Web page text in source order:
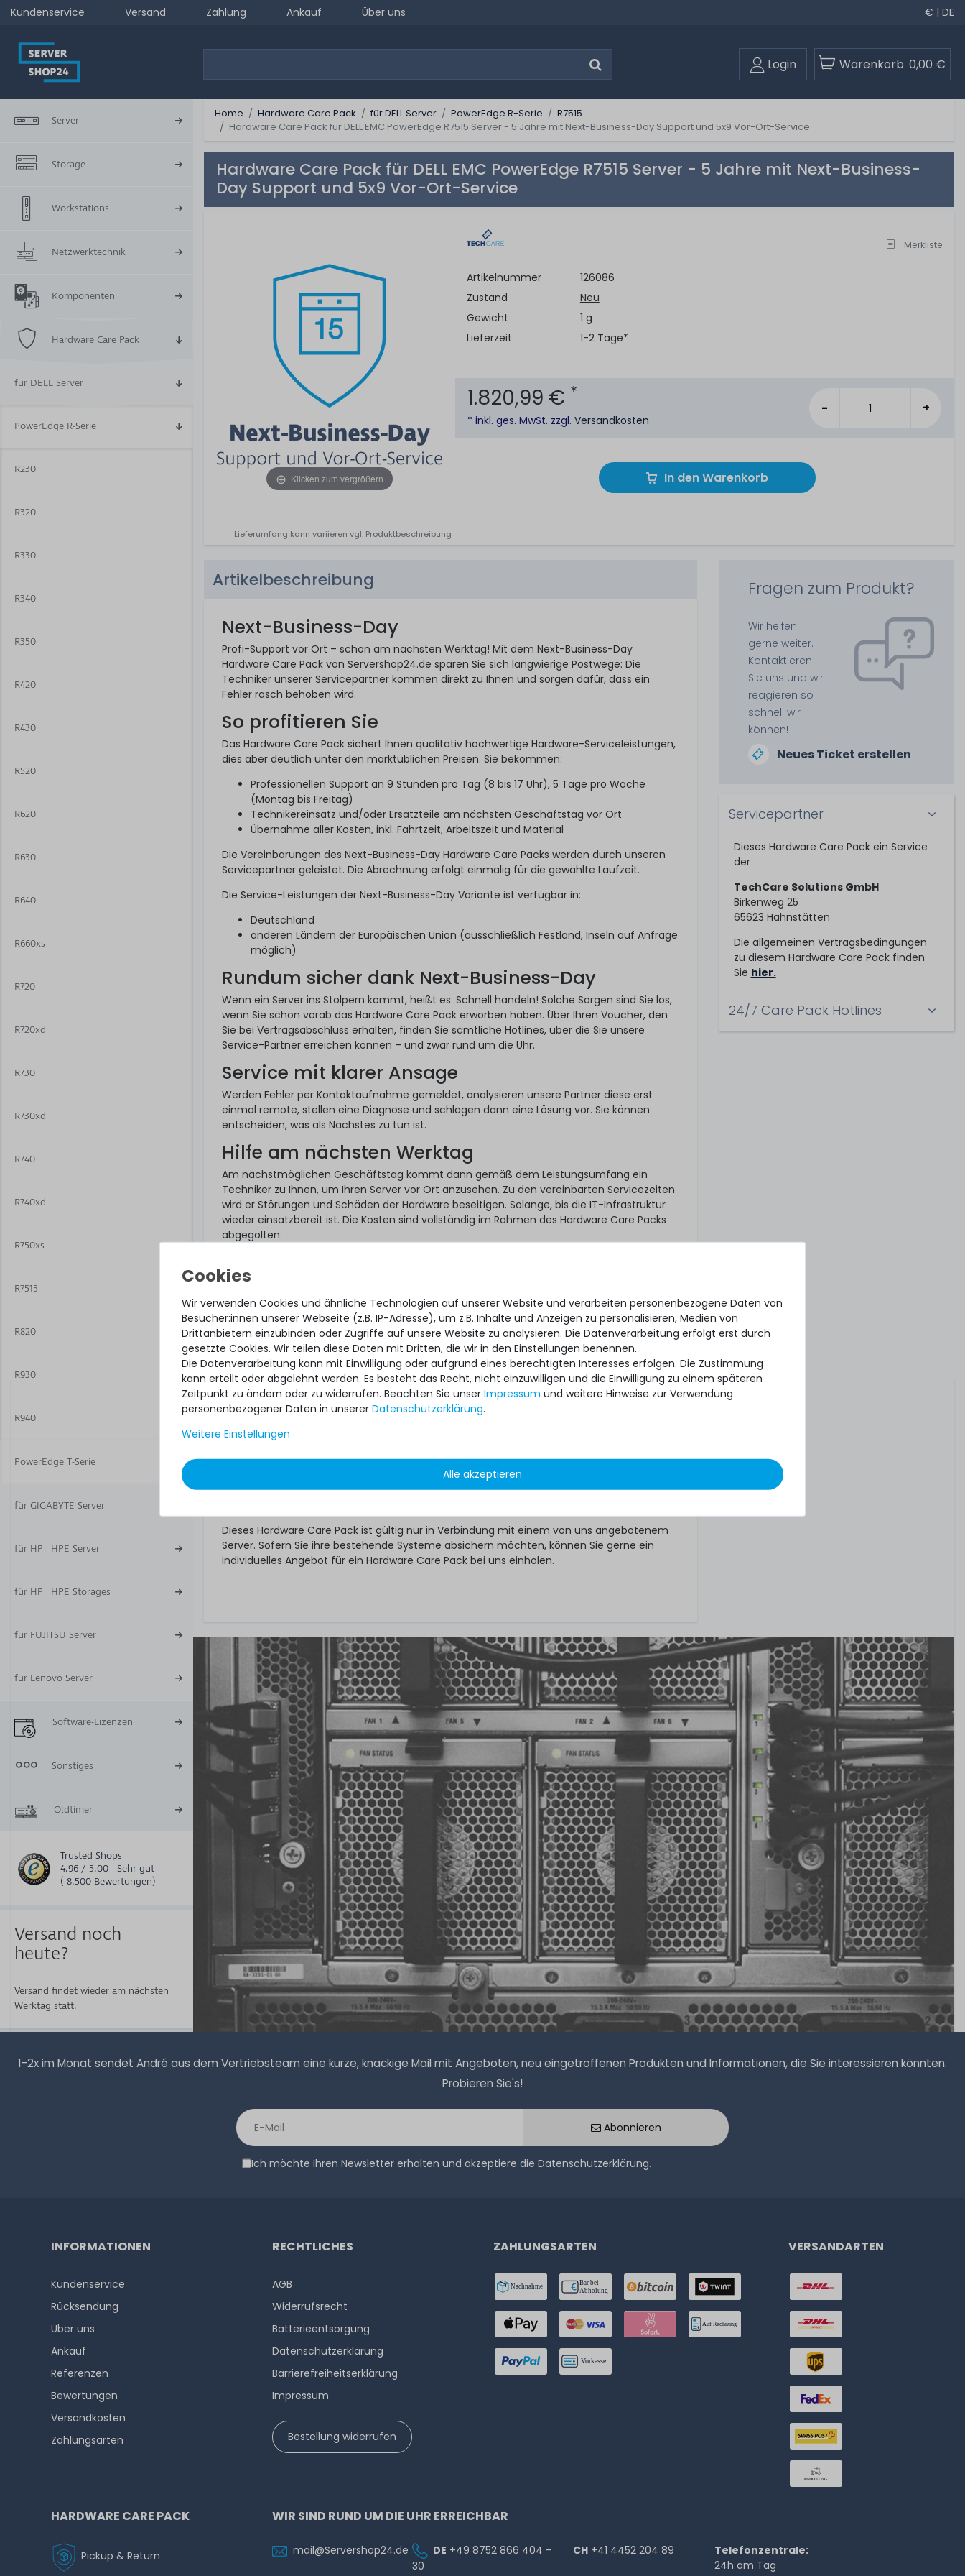
Kundenservice Versand Zahlung Ankauf Über uns € | DE
Login Warenkorb 0,00 €
Server
Storage
Workstations
Netzwerktechnik
Komponenten
Hardware Care Pack
für DELL Server
PowerEdge R-Serie
R230
R320
R330
R340
R350
R420
R430
R520
R620
R630
R640
R660xs
R720
R720xd
R730
R730xd
R740
R740xd
R750xs
R7515
R820
R930
R940
PowerEdge T-Serie
für GIGABYTE Server
für HP | HPE Server
für HP | HPE Storages
für FUJITSU Server
für Lenovo Server
Software-Lizenzen
Sonstiges
Oldtimer
Trusted Shops
4.96 / 5.00 - Sehr gut
( 8.500 Bewertungen)
Versand noch
heute?
Versand findet wieder am nächsten
Werktag statt.
Home Hardware Care Pack für DELL Server PowerEdge R-Serie
R7515
Hardware Care Pack für DELL EMC PowerEdge R7515 Server - 5 Jahre mit Next-Business-Day Support und 5x9 Vor-Ort-Service
Hardware Care Pack für DELL EMC PowerEdge R7515 Server - 5 Jahre mit Next-Business-
Day Support und 5x9 Vor-Ort-Service
Klicken zum vergrößern
Lieferumfang kann variieren vgl. Produktbeschreibung
Merkliste
Artikelnummer
126086
Zustand
Neu
Gewicht
1 g
Lieferzeit
1-2 Tage*
1.820,99 € *
* inkl. ges. MwSt. zzgl.Versandkosten
- +
In den Warenkorb
Artikelbeschreibung
Next-Business-Day
Profi-Support vor Ort – schon am nächsten Werktag! Mit dem Next-Business-Day
Hardware Care Pack von Servershop24.de sparen Sie sich langwierige Postwege: Die
Techniker unserer Servicepartner kommen direkt zu Ihnen und sorgen dafür, dass ein
Fehler rasch behoben wird.
So profitieren Sie
Das Hardware Care Pack sichert Ihnen qualitativ hochwertige Hardware-Serviceleistungen,
dies aber deutlich unter den marktüblichen Preisen. Sie bekommen:
Professionellen Support an 9 Stunden pro Tag (8 bis 17 Uhr), 5 Tage pro Woche
(Montag bis Freitag)
Technikereinsatz und/oder Ersatzteile am nächsten Geschäftstag vor Ort
Übernahme aller Kosten, inkl. Fahrtzeit, Arbeitszeit und Material
Die Vereinbarungen des Next-Business-Day Hardware Care Packs werden durch unseren
Servicepartner geleistet. Die Abrechnung erfolgt einmalig für die gewählte Laufzeit.
Die Service-Leistungen der Next-Business-Day Variante ist verfügbar in:
Deutschland
anderen Ländern der Europäischen Union (ausschließlich Festland, Inseln auf Anfrage
möglich)
Rundum sicher dank Next-Business-Day
Wenn ein Server ins Stolpern kommt, heißt es: Schnell handeln! Solche Sorgen sind Sie los,
wenn Sie schon vorab das Hardware Care Pack erworben haben. Über Ihren Voucher, den
Sie bei Vertragsabschluss erhalten, finden Sie sämtliche Hotlines, über die Sie unsere
Service-Partner erreichen können – und zwar rund um die Uhr.
Service mit klarer Ansage
Werden Fehler per Kontaktaufnahme gemeldet, analysieren unsere Partner diese erst
einmal remote, stellen eine Diagnose und schlagen dann eine Lösung vor. Sie können
entscheiden, was als Nächstes zu tun ist.
Hilfe am nächsten Werktag
Am nächstmöglichen Geschäftstag kommt dann gemäß dem Leistungsumfang ein
Techniker zu Ihnen, um Ihren Server vor Ort anzusehen. Zu den vereinbarten Servicezeiten
wird er Störungen und Schäden der Hardware beseitigen. Solange, bis die IT-Infrastruktur
wieder einsatzbereit ist. Die Kosten sind vollständig im Rahmen des Hardware Care Packs
abgegolten.
So funktioniert es
Ein Hardware Care Pack ist die ideale Ergänzung zur gesetzlichen Gewährleistung Ihrer
Ware. Wer für seine Gebraucht-Server auf Nummer Sicher gehen will, kann das dank
unseres Next-Business-Day Hardware Care Packs mit nur wenigen Klicks tun:
Hardware Care Pack für passendes Modell auf Servershop24.de aussuchen
gewünschte Service-Variante mit der geeigneten Laufzeit auswählen
Und bestellen! Falls nicht anders festgelegt, wird Ihr individuelles Hardware Care Pack drei
Tage nach Lieferung automatisch aktiviert.
Was noch?
Das angebotene Hardware Care Pack erweitert Ihren Schutz. Ihre gesetzlichen
Gewährleistungsrechte und ggf. am Artikel vorhandene Garantien bleiben davon
unberührt. Sie erhalten im Falle eines Problems, unabhängig, ob ein Servicefall eintritt oder
ob das Hardware Care Pack in Anspruch genommen wird, im Rahmen der jeweiligen
Dieses Hardware Care Pack ist gültig nur in Verbindung mit einem von uns angebotenem
Server. Sofern Sie ihre bestehende Systeme absichern möchten, können Sie gerne ein
individuelles Angebot für ein Hardware Care Pack bei uns einholen.
Fragen zum Produkt?
Wir helfen
gerne weiter.
Kontaktieren
Sie uns und wir
reagieren so
schnell wir
können!
Neues Ticket erstellen
Servicepartner
Dieses Hardware Care Pack ein Service
der
TechCare Solutions GmbH
Birkenweg 25
65623 Hahnstätten
Die allgemeinen Vertragsbedingungen
zu diesem Hardware Care Pack finden
Sie hier.
24/7 Care Pack Hotlines
1-2x im Monat sendet André aus dem Vertriebsteam eine kurze, knackige Mail mit Angeboten, neu eingetroffenen Produkten und Informationen, die Sie interessieren könnten.
Probieren Sie's!
Abonnieren
Ich möchte Ihren Newsletter erhalten und akzeptiere die Datenschutzerklärung.
Wir verwenden Cookies und ähnliche Technologien auf unserer Website und verarbeiten personenbezogene Daten von
Besucher:innen unserer Webseite (z.B. IP-Adresse), um z.B. Inhalte und Anzeigen zu personalisieren, Medien von
Drittanbietern einzubinden oder Zugriffe auf unsere Website zu analysieren. Die Datenverarbeitung erfolgt erst durch
gesetzte Cookies. Wir teilen diese Daten mit Dritten, die wir in den Einstellungen benennen.
Die Datenverarbeitung kann mit Einwilligung oder aufgrund eines berechtigten Interesses erfolgen. Die Zustimmung
kann erteilt oder abgelehnt werden. Es besteht das Recht, nicht einzuwilligen und die Einwilligung zu einem späteren
Zeitpunkt zu ändern oder zu widerrufen. Beachten Sie unser Impressum und weitere Hinweise zur Verwendung
personenbezogener Daten in unserer Daten­schutz­erklärung.
Weitere Einstellungen
Alle akzeptieren
INFORMATIONEN
Kundenservice
Rücksendung
Über uns
Ankauf
Referenzen
Bewertungen
Versandkosten
Zahlungsarten
RECHTLICHES
AGB
Widerrufs­recht
Batterieentsorgung
Datenschutzerklärung
Barrierefreiheitserklärung
Impressum
Bestellung widerrufen
ZAHLUNGSARTEN VERSANDARTEN
HARDWARE CARE PACK
Pickup & Return
WIR SIND RUND UM DIE UHR ERREICHBAR
mail@Servershop24.de DE +49 8752 866 404 -
30
CH +41 4452 204 89
Telefonzentrale:
24h am Tag